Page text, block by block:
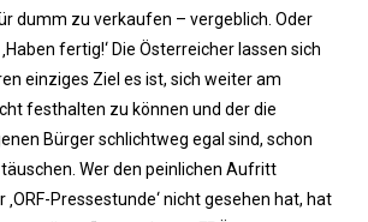
dumm zu verkaufen – vergeblich. Oder
fertig!‘ Die Österreicher lassen sich
einziges Ziel es ist, sich weiter am
festhalten zu können und der die
Bürger schlichtweg egal sind, schon
Wer den peinlichen Aufritt
‚ORF-Pressestunde‘ nicht gesehen hat, hat